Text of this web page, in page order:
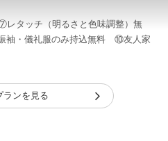
タッチ（明るさと色味調整）無
・儀礼服のみ持込無料 ⑩友人家
ランを見る